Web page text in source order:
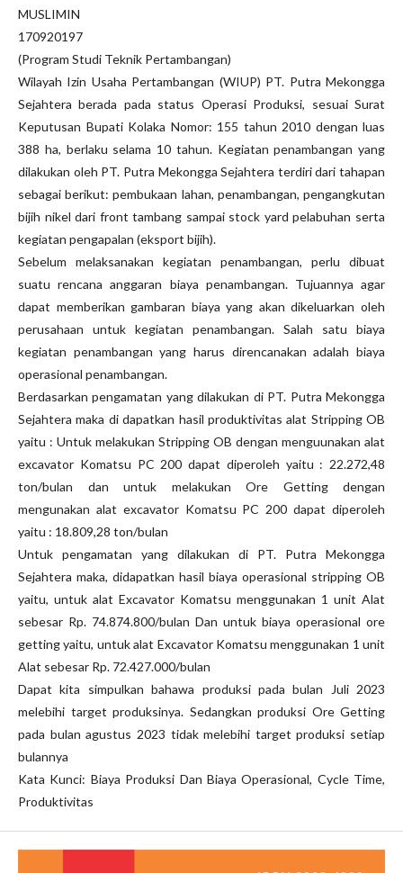
MUSLIMIN
170920197
(Program Studi Teknik Pertambangan)
Wilayah Izin Usaha Pertambangan (WIUP) PT. Putra Mekongga
Sejahtera berada pada status Operasi Produksi, sesuai Surat
Keputusan Bupati Kolaka Nomor: 155 tahun 2010 dengan luas
388 ha, berlaku selama 10 tahun. Kegiatan penambangan yang
dilakukan oleh PT. Putra Mekongga Sejahtera terdiri dari tahapan
sebagai berikut: pembukaan lahan, penambangan, pengangkutan
bijih nikel dari front tambang sampai stock yard pelabuhan serta
kegiatan pengapalan (eksport bijih).
Sebelum melaksanakan kegiatan penambangan, perlu dibuat
suatu rencana anggaran biaya penambangan. Tujuannya agar
dapat memberikan gambaran biaya yang akan dikeluarkan oleh
perusahaan untuk kegiatan penambangan. Salah satu biaya
kegiatan penambangan yang harus direncanakan adalah biaya
operasional penambangan.
Berdasarkan pengamatan yang dilakukan di PT. Putra Mekongga
Sejahtera maka di dapatkan hasil produktivitas alat Stripping OB
yaitu : Untuk melakukan Stripping OB dengan menguunakan alat
excavator Komatsu PC 200 dapat diperoleh yaitu : 22.272,48
ton/bulan dan untuk melakukan Ore Getting dengan
mengunakan alat excavator Komatsu PC 200 dapat diperoleh
yaitu : 18.809,28 ton/bulan
Untuk pengamatan yang dilakukan di PT. Putra Mekongga
Sejahtera maka, didapatkan hasil biaya operasional stripping OB
yaitu, untuk alat Excavator Komatsu menggunakan 1 unit Alat
sebesar Rp. 74.874.800/bulan Dan untuk biaya operasional ore
getting yaitu, untuk alat Excavator Komatsu menggunakan 1 unit
Alat sebesar Rp. 72.427.000/bulan
Dapat kita simpulkan bahawa produksi pada bulan Juli 2023
melebihi target produksinya. Sedangkan produksi Ore Getting
pada bulan agustus 2023 tidak melebihi target produksi setiap
bulannya
Kata Kunci: Biaya Produksi Dan Biaya Operasional, Cycle Time,
Produktivitas